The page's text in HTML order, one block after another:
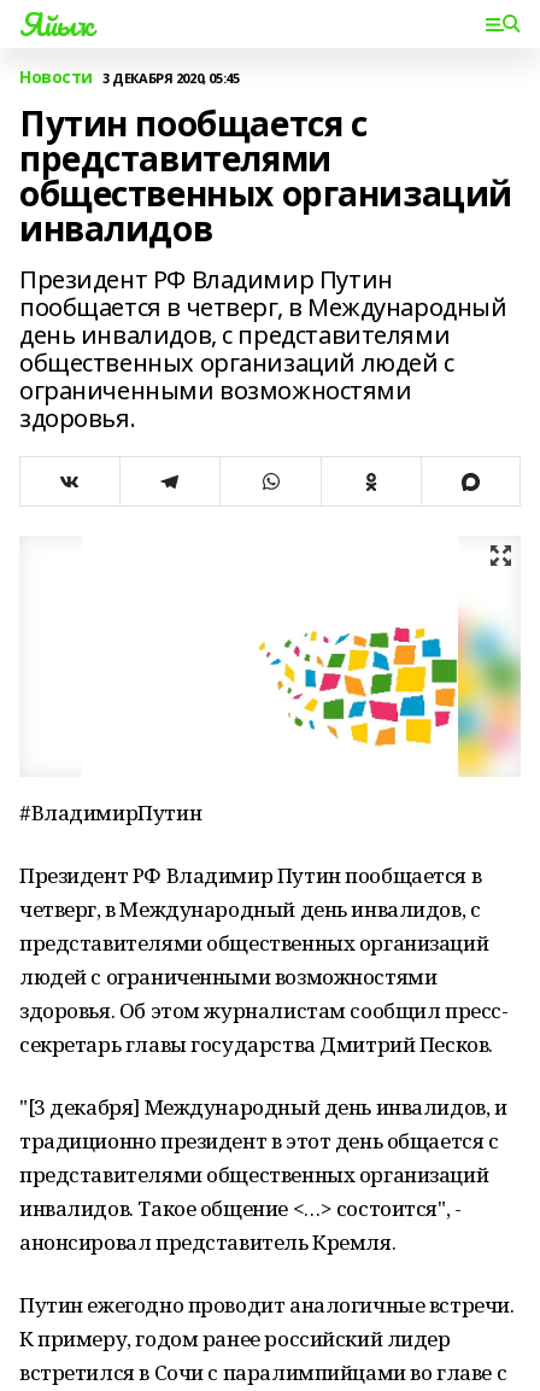
Яйыҡ
Новости 3 ДЕКАБРЯ 2020, 05:45
Путин пообщается с
представителями
общественных организаций
инвалидов
Президент РФ Владимир Путин
пообщается в четверг, в Международный
день инвалидов, с представителями
общественных организаций людей с
ограниченными возможностями
здоровья.
#ВладимирПутин
Президент РФ Владимир Путин пообщается в
четверг, в Международный день инвалидов, с
представителями общественных организаций
людей с ограниченными возможностями
здоровья. Об этом журналистам сообщил пресс-
секретарь главы государства Дмитрий Песков.
"[3 декабря] Международный день инвалидов, и
традиционно президент в этот день общается с
представителями общественных организаций
инвалидов. Такое общение <…> состоится", -
анонсировал представитель Кремля.
Путин ежегодно проводит аналогичные встречи.
К примеру, годом ранее российский лидер
встретился в Сочи с паралимпийцами во главе с